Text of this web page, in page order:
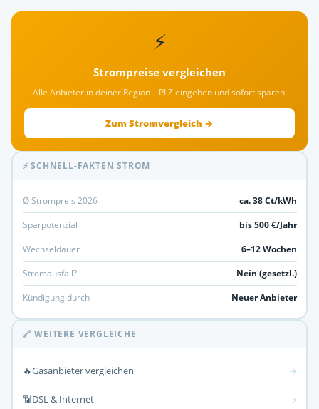
⚡
Strompreise vergleichen
Alle Anbieter in deiner Region – PLZ eingeben und sofort sparen.
Zum Stromvergleich →
⚡ SCHNELL-FAKTEN STROM
Ø Strompreis 2026
ca. 38 Ct/kWh
Sparpotenzial
bis 500 €/Jahr
Wechseldauer
6–12 Wochen
Stromausfall?
Nein (gesetzl.)
Kündigung durch
Neuer Anbieter
🔗 WEITERE VERGLEICHE
🔥Gasanbieter vergleichen →
📶DSL & Internet →